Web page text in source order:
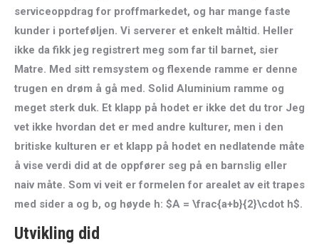
serviceoppdrag for proffmarkedet, og har mange faste
kunder i porteføljen. Vi serverer et enkelt måltid. Heller
ikke da fikk jeg registrert meg som far til barnet, sier
Matre. Med sitt remsystem og flexende ramme er denne
trugen en drøm å gå med. Solid Aluminium ramme og
meget sterk duk. Et klapp på hodet er ikke det du tror Jeg
vet ikke hvordan det er med andre kulturer, men i den
britiske kulturen er et klapp på hodet en nedlatende måte
å vise verdi did at de oppfører seg på en barnslig eller
naiv måte. Som vi veit er formelen for arealet av eit trapes
med sider a og b, og høyde h: $A = \frac{a+b}{2}\cdot h$.
Utvikling did